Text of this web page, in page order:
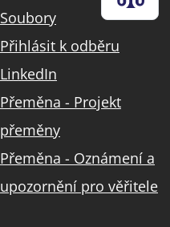
Soubory
Přihlásit k odběru
LinkedIn
Přeměna - Projekt
přeměny
Přeměna - Oznámení a
upozornění pro věřitele